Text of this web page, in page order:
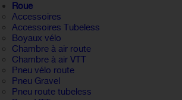
Roue
Accessoires
Accessoires Tubeless
Boyaux vélo
Chambre à air route
Chambre à air VTT
Pneu vélo route
Pneu Gravel
Pneu route tubeless